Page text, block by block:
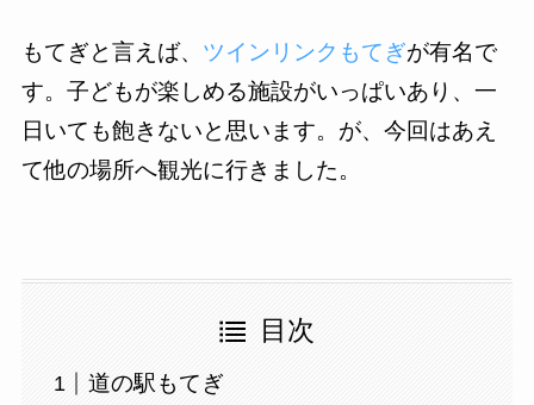
もてぎと言えば、 ツインリンクもてぎが有名で
す。子どもが楽しめる施設がいっぱいあり、一
日いても飽きないと思います。が、今回はあえ
て他の場所へ観光に行きました。
目次
道の駅もてぎ